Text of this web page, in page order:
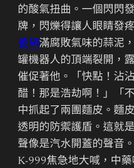
的酸氣扭曲。一個閃閃
牌，閃爍得讓人眼睛發
養網滿腐敗氣味的蒜泥
罐機器人的頂端裂開，
催促著他。「快點！沾
醋！那是浩劫啊！」「
中抓起了兩團麵皮。麵
透明的防禦護盾。這就
聲像是汽水開蓋的聲音
K-999焦急地大喊，中